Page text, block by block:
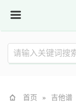
首页 » 吉他谱